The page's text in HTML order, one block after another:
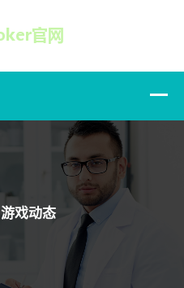
游戏动态